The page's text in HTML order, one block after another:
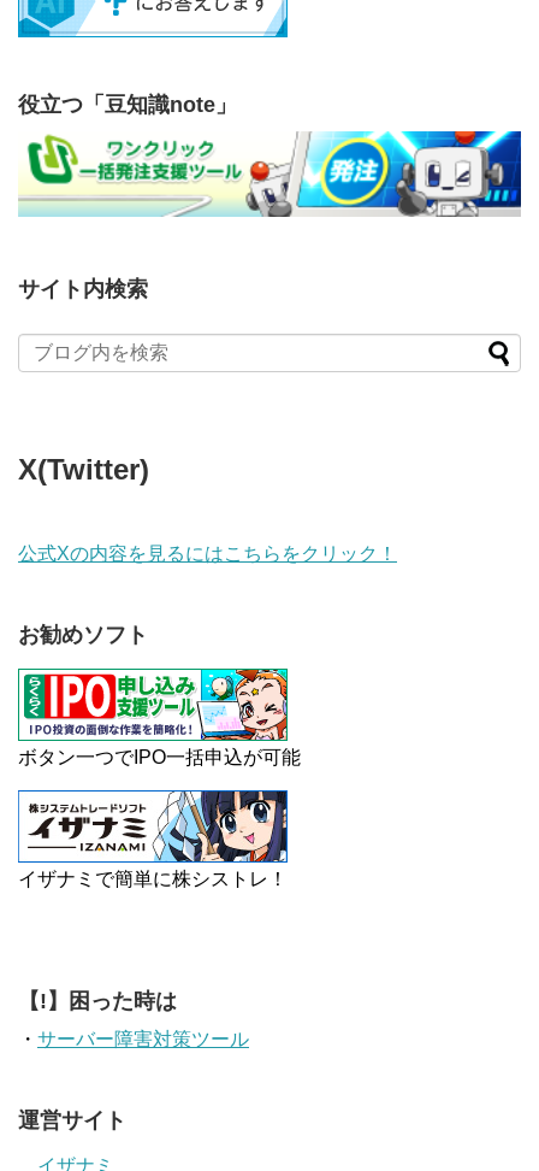
役立つ「豆知識note」
サイト内検索
X(Twitter)
公式Xの内容を見るにはこちらをクリック！
お勧めソフト
ボタン一つでIPO一括申込が可能
イザナミで簡単に株シストレ！
【!】困った時は
・ サーバー障害対策ツール
運営サイト
イザナミ